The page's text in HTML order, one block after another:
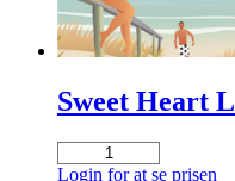
Sweet Heart
Heart
Login for at se prisen